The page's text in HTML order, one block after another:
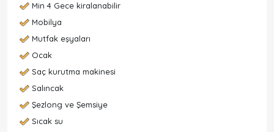
Min 4 Gece kiralanabilir
Mobilya
Mutfak eşyaları
Ocak
Saç kurutma makinesi
Salıncak
Şezlong ve Şemsiye
Sıcak su